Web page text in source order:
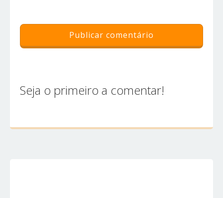
Seja o primeiro a comentar!